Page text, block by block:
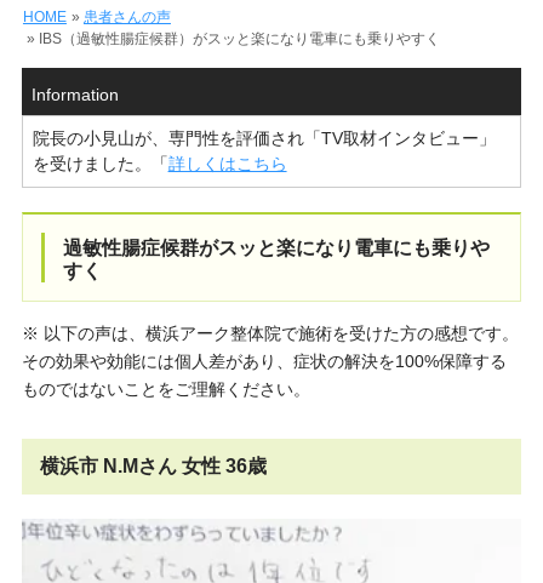
HOME » 患者さんの声
» IBS（過敏性腸症候群）がスッと楽になり電車にも乗りやすく
Information
院長の小見山が、専門性を評価され「TV取材インタビュー」
を受けました。「詳しくはこちら
過敏性腸症候群がスッと楽になり電車にも乗りや
すく
※ 以下の声は、横浜アーク整体院で施術を受けた方の感想です。
その効果や効能には個人差があり、症状の解決を100%保障する
ものではないことをご理解ください。
横浜市 N.Mさん 女性 36歳